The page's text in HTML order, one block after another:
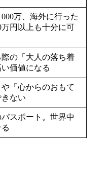
万、海外に行った
万円以上も十分に可
の「大人の落ち着
価値になる
「心からのおもて
ない
スポート。世界中